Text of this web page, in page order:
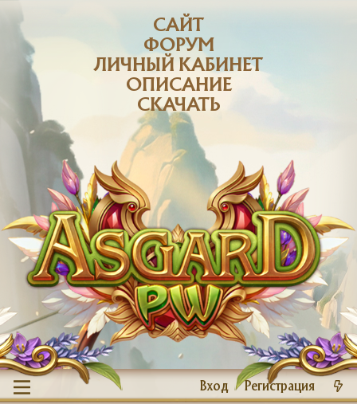
САЙТ
ФОРУМ
ЛИЧНЫЙ КАБИНЕТ
ОПИСАНИЕ
СКАЧАТЬ
Вход Регистрация